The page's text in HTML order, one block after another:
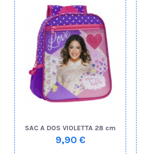
SAC A DOS VIOLETTA 28 cm
9,90 €